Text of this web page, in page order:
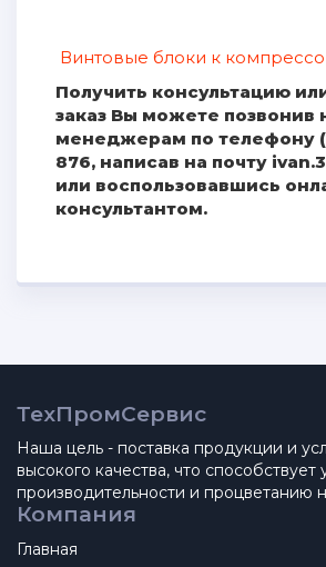
Винтовые блоки к
Получить консультацию
заказ Вы можете позвонив
менеджерам по телефону
876, написав на почту
или воспользовавшись
консультантом.
ТехПромСервис
Наша цель - поставка продукции и
высокого качества, что
производительности и процветанию
Компания
Главная